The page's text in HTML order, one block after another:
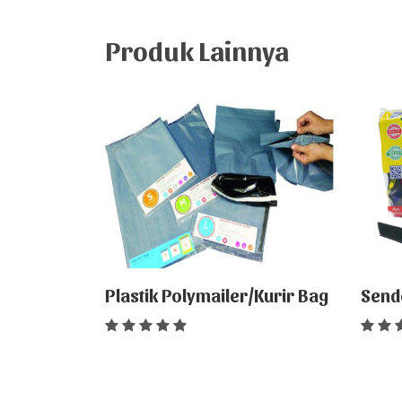
Produk Lainnya
Plastik Polymailer/Kurir Bag